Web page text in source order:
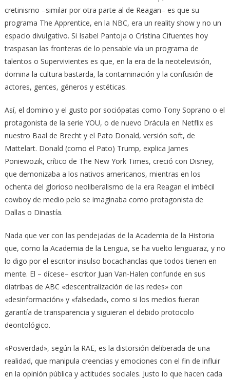
cretinismo –similar por otra parte al de Reagan– es que su
programa The Apprentice, en la NBC, era un reality show y no un
espacio divulgativo. Si Isabel Pantoja o Cristina Cifuentes hoy
traspasan las fronteras de lo pensable vía un programa de
talentos o Supervivientes es que, en la era de la neotelevisión,
domina la cultura bastarda, la contaminación y la confusión de
actores, gentes, géneros y estéticas.
Así, el dominio y el gusto por sociópatas como Tony Soprano o el
protagonista de la serie YOU, o de nuevo Drácula en Netflix es
nuestro Baal de Brecht y el Pato Donald, versión soft, de
Mattelart. Donald (como el Pato) Trump, explica James
Poniewozik, crítico de The New York Times, creció con Disney,
que demonizaba a los nativos americanos, mientras en los
ochenta del glorioso neoliberalismo de la era Reagan el imbécil
cowboy de medio pelo se imaginaba como protagonista de
Dallas o Dinastía.
Nada que ver con las pendejadas de la Academia de la Historia
que, como la Academia de la Lengua, se ha vuelto lenguaraz, y no
lo digo por el escritor insulso bocachanclas que todos tienen en
mente. El – dícese– escritor Juan Van-Halen confunde en sus
diatribas de ABC «descentralización de las redes» con
«desinformación» y «falsedad», como si los medios fueran
garantía de transparencia y siguieran el debido protocolo
deontológico.
«Posverdad», según la RAE, es la distorsión deliberada de una
realidad, que manipula creencias y emociones con el fin de influir
en la opinión pública y actitudes sociales. Justo lo que hacen cada